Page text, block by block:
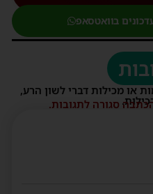
בוואטסאפ
או מכילות דברי לשון הרע,
סגורה לתגובות.